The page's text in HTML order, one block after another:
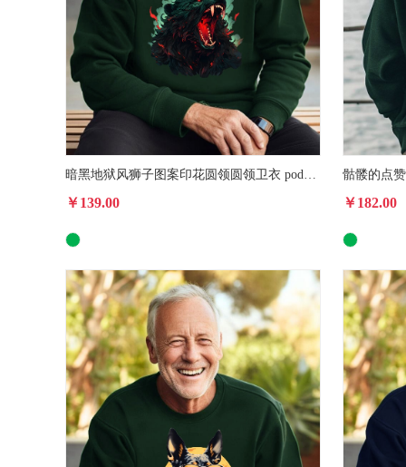
暗黑地狱风狮子图案印花圆领圆领卫衣 pod美国一件代发休闲运动衫男女款
￥139.00 ￥182.00